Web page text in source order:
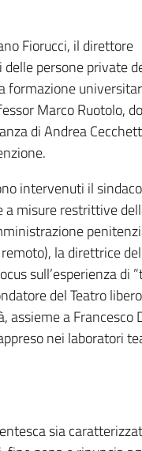
Fiorucci, il direttore
persone private
formazione
Marco Ruotolo,
di Andrea
intervenuti il
a misure restrittive
la direttrice
sull’esperienza di
del Teatro
assieme a Francesco
nei laboratori
sia